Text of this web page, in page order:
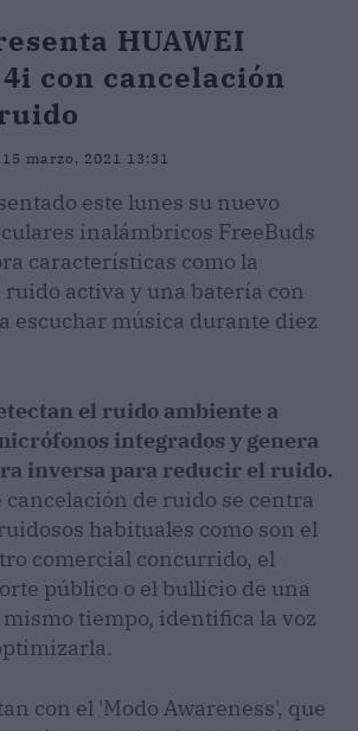
HUAWEI
con cancelación
15 marzo, 2021 13:31
este lunes su nuevo
inalámbricos FreeBuds
características como la
ruido activa y una batería con
escuchar música durante diez
el ruido ambiente a
integrados y genera
inversa para reducir el ruido.
de ruido se centra
habituales como son el
comercial concurrido, el
público o el bullicio de una
tiempo, identifica la voz
con el 'Modo Awareness', que